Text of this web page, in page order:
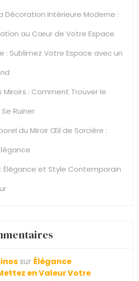
Décoration Intérieure Moderne :
au Cœur de Votre Espace
: Sublimez Votre Espace avec un
Miroirs : Comment Trouver le
Ruiner
du Miroir Œil de Sorcière :
Élégance et Style Contemporain
sur Élégance
en Valeur Votre